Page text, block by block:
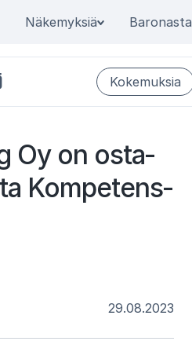
Näkemyksiä Baronasta
Kokemuksia
Oy on os­ta­
Kom­pe­tens­
29.08.2023